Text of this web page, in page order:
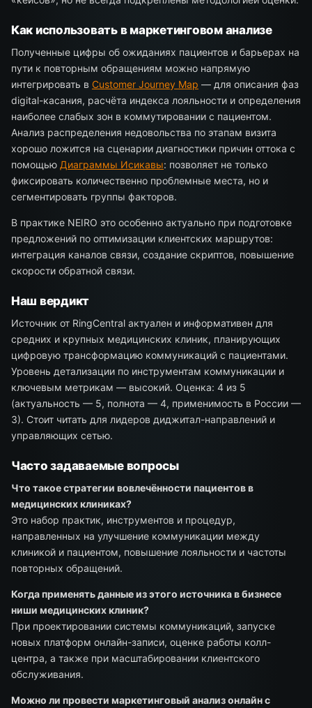
Как использовать в маркетинговом анализе
Полученные цифры об ожиданиях пациентов и барьерах на
пути к повторным обращениям можно напрямую
интегрировать в Customer Journey Map — для описания фаз
digital-касания, расчёта индекса лояльности и определения
наиболее слабых зон в коммутировании с пациентом.
Анализ распределения недовольства по этапам визита
хорошо ложится на сценарии диагностики причин оттока с
помощью Диаграммы Исикавы: позволяет не только
фиксировать количественно проблемные места, но и
сегментировать группы факторов.
В практике NEIRO это особенно актуально при подготовке
предложений по оптимизации клиентских маршрутов:
интеграция каналов связи, создание скриптов, повышение
скорости обратной связи.
Наш вердикт
Источник от RingCentral актуален и информативен для
средних и крупных медицинских клиник, планирующих
цифровую трансформацию коммуникаций с пациентами.
Уровень детализации по инструментам коммуникации и
ключевым метрикам — высокий. Оценка: 4 из 5
(актуальность — 5, полнота — 4, применимость в России —
3). Стоит читать для лидеров диджитал-направлений и
управляющих сетью.
Часто задаваемые вопросы
Что такое стратегии вовлечённости пациентов в
медицинских клиниках?
Это набор практик, инструментов и процедур,
направленных на улучшение коммуникации между
клиникой и пациентом, повышение лояльности и частоты
повторных обращений.
Когда применять данные из этого источника в бизнесе
ниши медицинских клиник?
При проектировании системы коммуникаций, запуске
новых платформ онлайн-записи, оценке работы колл-
центра, а также при масштабировании клиентского
обслуживания.
Можно ли провести маркетинговый анализ онлайн с